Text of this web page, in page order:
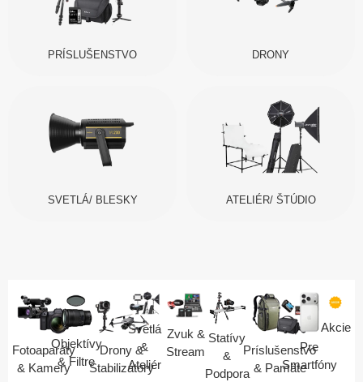
PRÍSLUŠENSTVO DRONY
SVETLÁ/ BLESKY ATELIÉR/ ŠTÚDIO
Fotoaparáty
& Kamery
Objektívy
& Filtre
Drony &
Stabilizátory
Svetlá
&
Ateliér
Zvuk &
Stream
Statívy
&
Podpora
Príslušenstvo
& Pamäte
Pre
Smartfóny
Akcie